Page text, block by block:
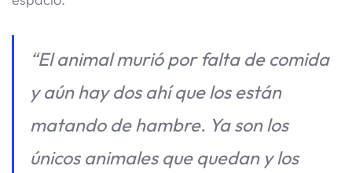
“El animal murió por falta de comida
y aún hay dos ahí que los están
matando de hambre. Ya son los
únicos animales que quedan y los